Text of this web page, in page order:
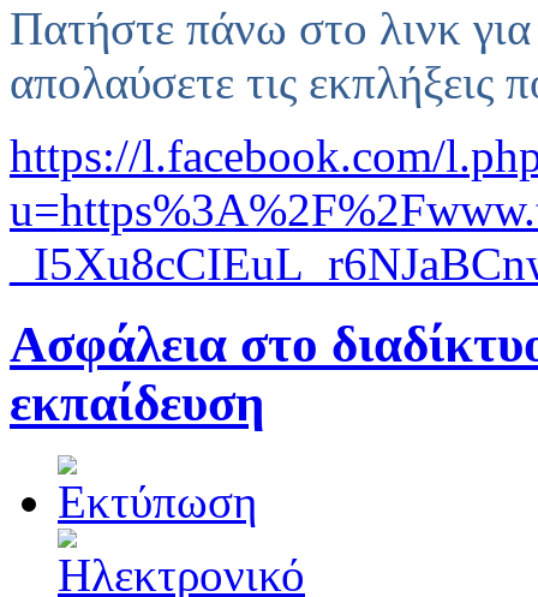
Πατήστε πάνω στο λινκ
απολαύσετε τις εκπλήξεις
https://l.facebook.com/
Ασφάλεια στο
εκπαίδευση